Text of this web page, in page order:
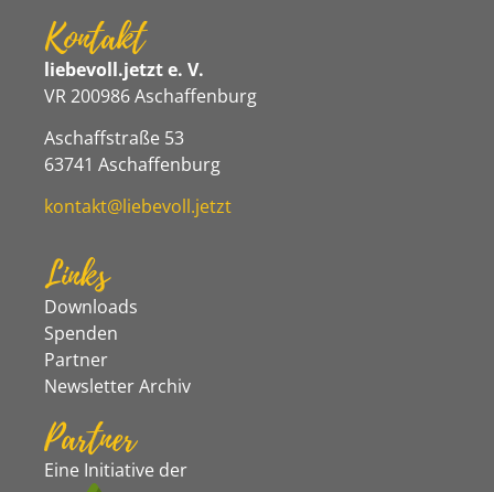
Kontakt
liebevoll.jetzt e. V.
VR 200986 Aschaffenburg
Aschaffstraße 53
63741 Aschaffenburg
kontakt@liebevoll.jetzt
Links
Downloads
Spenden
Partner
Newsletter Archiv
Partner
Eine Initiative der